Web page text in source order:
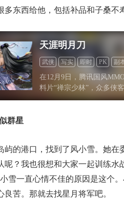
多东西给他，包括补品和子桑不
天涯明月刀
武侠 写实 即时 PK 副
在12月9日，腾讯国风
料片“禅宗少林”，众多侠
剧情现身于天刀江湖。随
群星
屿的港口，找到了风小雪。她在
呢？我也很想和大家一起训练
雪一直心情不佳的原因是这个
良苦。那就去找星月将军吧。